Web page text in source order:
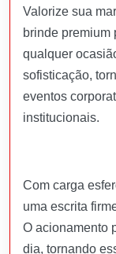
Valorize sua
brinde premium
qualquer
sofisticação,
eventos
institucionais.
Com carga
uma escrita
O acionamento
dia, tornando